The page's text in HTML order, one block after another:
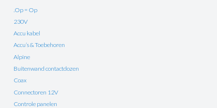
.Op = Op
230V
Accu kabel
Accu’s & Toebehoren
Alpine
Buitenwand contactdozen
Coax
Connectoren 12V
Controle panelen